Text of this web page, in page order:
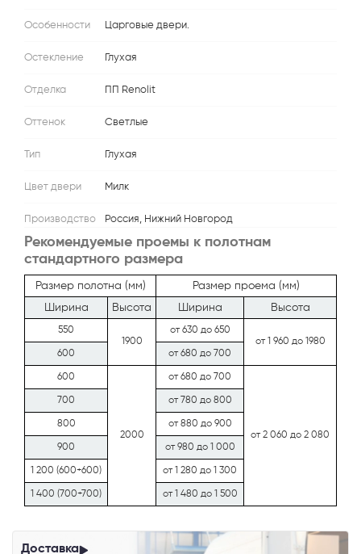
Особенности Царговые двери.
Остекление Глухая
Отделка ПП Renolit
Оттенок Светлые
Тип Глухая
Цвет двери Милк
Производство Россия, Нижний Новгород
Рекомендуемые проемы к полотнам
стандартного размера
Размер полотна (мм)
Размер проема (мм)
Ширина
Высота Ширина Высота
550
1900
от 630 до 650
от 1 960 до 1980
600
от 680 до 700
600
2000
от 680 до 700
от 2 060 до 2 080
700 от 780 до 800
800 от 880 до 900
900 от 980 до 1 000
1 200 (600+600) от 1 280 до 1 300
1 400 (700+700) от 1 480 до 1 500
Доставка